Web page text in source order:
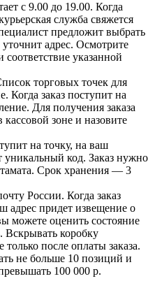
с 9.00 до 19.00. Когда
служба свяжется
предложит выбрать
адрес. Осмотрите
соответствие указанной
торговых точек для
Когда заказ поступит на
Для получения заказа
кассовой зоне и назовите
на точку, на ваш
уникальный код. Заказ нужно
Срок хранения — 3
России. Когда заказ
адрес придет извещение о
можете оценить состояние
Вскрывать коробку
после оплаты заказа.
не больше 10 позиций и
100 000 р.